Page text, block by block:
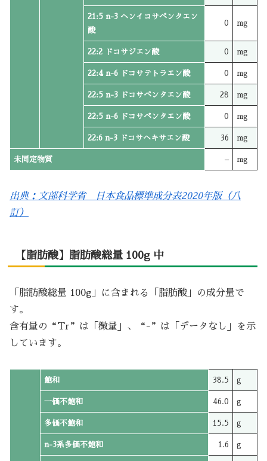
21:5 n-3 ヘンイコサペンタエン
酸
0 mg
22:2 ドコサジエン酸 0 mg
22:4 n-6 ドコサテトラエン酸 0 mg
22:5 n-3 ドコサペンタエン酸 28 mg
22:5 n-6 ドコサペンタエン酸 0 mg
22:6 n-3 ドコサヘキサエン酸 36 mg
未同定物質 – mg
出典：文部科学省 日本食品標準成分表2020年版（八
訂）
【脂肪酸】脂肪酸総量 100g 中
「脂肪酸総量 100g」に含まれる「脂肪酸」の成分量で
す。
含有量の“Tr”は「微量」、“-”は「データなし」を示
しています。
飽和 38.5 g
一価不飽和 46.0 g
多価不飽和 15.5 g
n-3系多価不飽和 1.6 g